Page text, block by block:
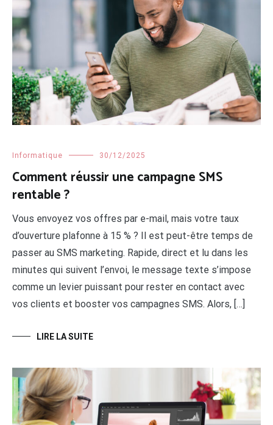
Informatique 30/12/2025
Comment réussir une campagne SMS
rentable ?
Vous envoyez vos offres par e-mail, mais votre taux
d’ouverture plafonne à 15 % ? Il est peut-être temps de
passer au SMS marketing. Rapide, direct et lu dans les
minutes qui suivent l’envoi, le message texte s’impose
comme un levier puissant pour rester en contact avec
vos clients et booster vos campagnes SMS. Alors, […]
LIRE LA SUITE